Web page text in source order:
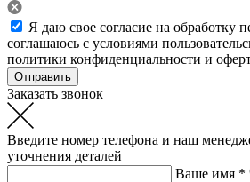
Я даю свое согласие на обработку
соглашаюсь с условиями
политики конфиденциальности и
Заказать звонок
Введите номер телефона и наш
уточнения деталей
Ваше имя *